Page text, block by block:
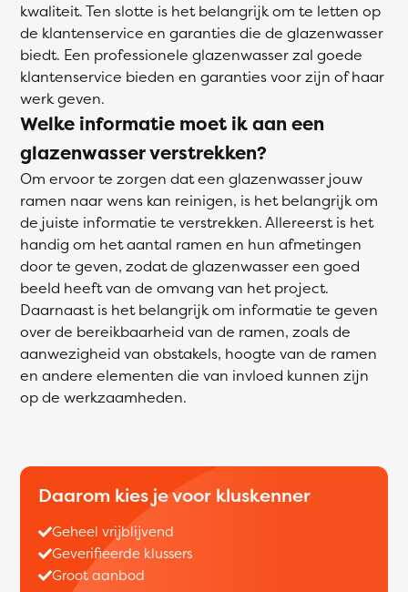
kwaliteit. Ten slotte is het belangrijk om te letten op
de klantenservice en garanties die de glazenwasser
biedt. Een professionele glazenwasser zal goede
klantenservice bieden en garanties voor zijn of haar
werk geven.
Welke informatie moet ik aan een
glazenwasser verstrekken?
Om ervoor te zorgen dat een glazenwasser jouw
ramen naar wens kan reinigen, is het belangrijk om
de juiste informatie te verstrekken. Allereerst is het
handig om het aantal ramen en hun afmetingen
door te geven, zodat de glazenwasser een goed
beeld heeft van de omvang van het project.
Daarnaast is het belangrijk om informatie te geven
over de bereikbaarheid van de ramen, zoals de
aanwezigheid van obstakels, hoogte van de ramen
en andere elementen die van invloed kunnen zijn
op de werkzaamheden.
Daarom kies je voor kluskenner
Geheel vrijblijvend
Geverifieerde klussers
Groot aanbod